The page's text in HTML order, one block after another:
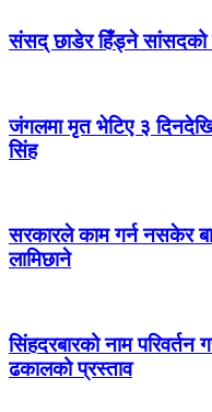
संसद् छाडेर हिँड्ने सांसदको
जंगलमा मृत भेटिए ३
सिंह
सरकारले काम गर्न नसकेर
लामिछाने
सिंहदरबारको नाम परिवर्तन
ढकालको प्रस्ताव